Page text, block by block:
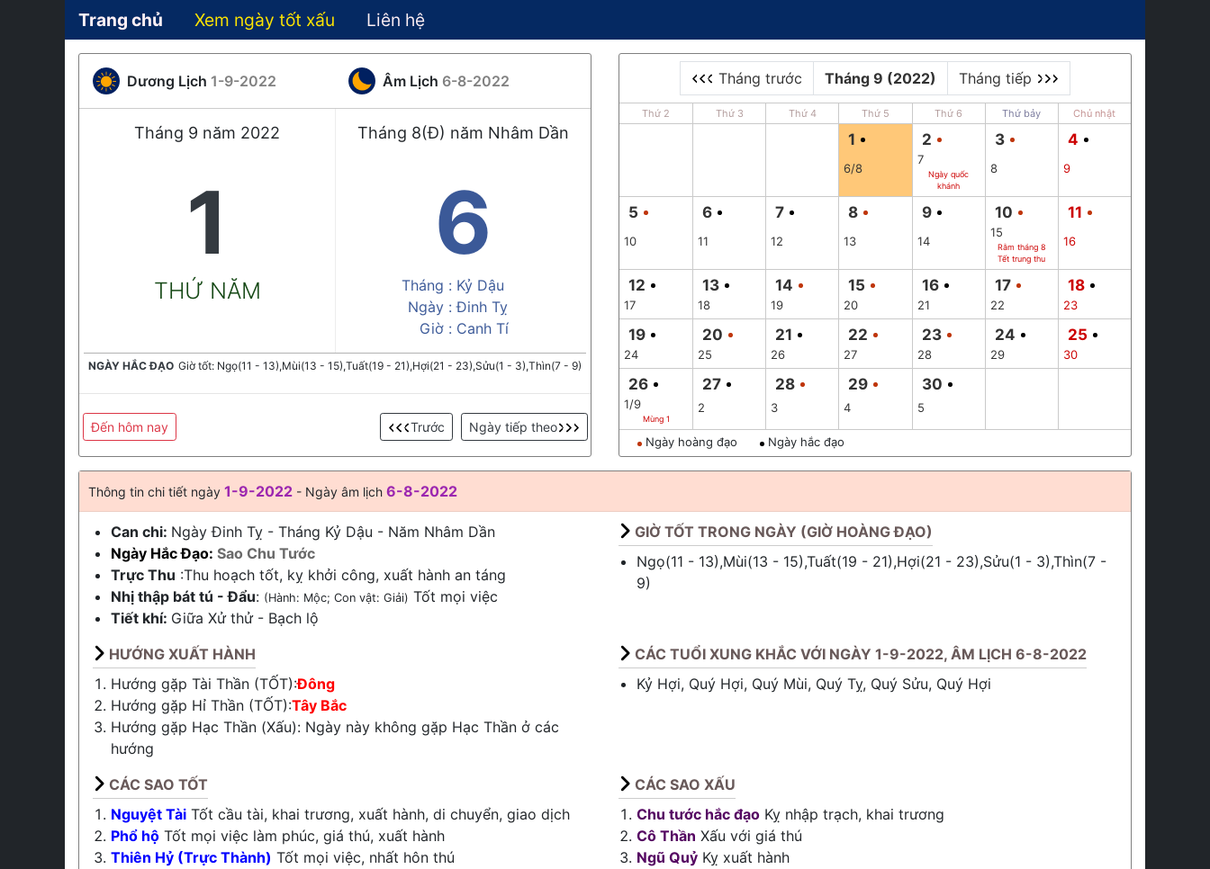
Trang chủ Xem ngày tốt xấu Liên hệ
Dương Lịch 1-9-2022 Âm Lịch 6-8-2022
Tháng 9 năm 2022 Tháng 8(Đ) năm Nhâm Dần
1
THỨ NĂM
6
Tháng : Kỷ Dậu
Ngày : Đinh Tỵ
Giờ : Canh Tí
NGÀY HẮC ĐẠO Giờ tốt: Ngọ(11 - 13),Mùi(13 - 15),Tuất(19 - 21),Hợi(21 - 23),Sửu(1 - 3),Thìn(7 - 9)
Đến hôm nay Ngày tiếp theo
Trước
Tháng trước Tháng 9 (2022) Tháng tiếp
Thứ 2 Thứ 3 Thứ 4 Thứ 5 Thứ 6 Thứ bảy Chủ nhật
1
6/8
2
7
Ngày quốc
khánh
3
8
4
9
5
10
6
11
7
12
8
13
9
14
10
15
Rằm tháng 8
Tết trung thu
11
16
12
17
13
18
14
19
15
20
16
21
17
22
18
23
19
24
20
25
21
26
22
27
23
28
24
29
25
30
26
1/9
Mùng 1
27
2
28
3
29
4
30
5
Ngày hoàng đạo Ngày hắc đạo
Thông tin chi tiết ngày 1-9-2022 - Ngày âm lịch 6-8-2022
Can chi: Ngày Đinh Tỵ - Tháng Kỷ Dậu - Năm Nhâm Dần
Ngày Hắc Đạo: Sao Chu Tước
Trực Thu :Thu hoạch tốt, kỵ khởi công, xuất hành an táng
Nhị thập bát tú - Đẩu: (Hành: Mộc; Con vật: Giải) Tốt mọi việc
Tiết khí: Giữa Xử thử- Bạch lộ
GIỜ TỐT TRONG NGÀY (GIỜ HOÀNG ĐẠO)
Ngọ(11 - 13),Mùi(13 - 15),Tuất(19 - 21),Hợi(21 - 23),Sửu(1 - 3),Thìn(7 -
9)
HƯỚNG XUẤT HÀNH
Hướng gặp Tài Thần (TỐT):Đông
Hướng gặp Hỉ Thần (TỐT):Tây Bắc
Hướng gặp Hạc Thần (Xấu): Ngày này không gặp Hạc Thần ở các
hướng
CÁC TUỔI XUNG KHẮC VỚI NGÀY 1-9-2022, ÂM LỊCH 6-8-2022
Kỷ Hợi, Quý Hợi, Quý Mùi, Quý Tỵ, Quý Sửu, Quý Hợi
CÁC SAO TỐT
Nguyệt Tài Tốt cầu tài, khai trương, xuất hành, di chuyển, giao dịch
Phổ hộ Tốt mọi việc làm phúc, giá thú, xuất hành
Thiên Hỷ (Trực Thành) Tốt mọi việc, nhất hôn thú
CÁC SAO XẤU
Chu tước hắc đạo Kỵ nhập trạch, khai trương
Cô Thần Xấu với giá thú
Ngũ Quỷ Kỵ xuất hành